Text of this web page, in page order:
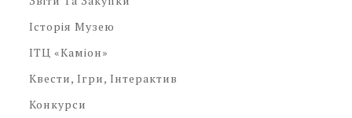
Історія Музею
ІТЦ «Каміон»
Квести, Ігри, Інтерактив
Конкурси